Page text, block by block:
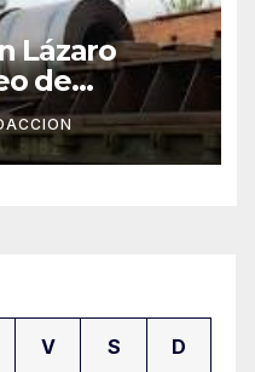
Lázaro
de
a Cambio
V S D